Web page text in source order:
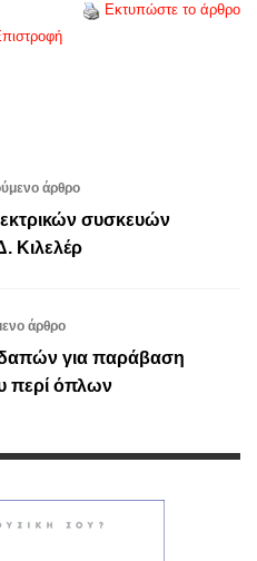
Εκτυπώστε το άρθρο
άρθρο
συσκευών
Κιλελέρ
άρθρο
για παράβαση
περί όπλων